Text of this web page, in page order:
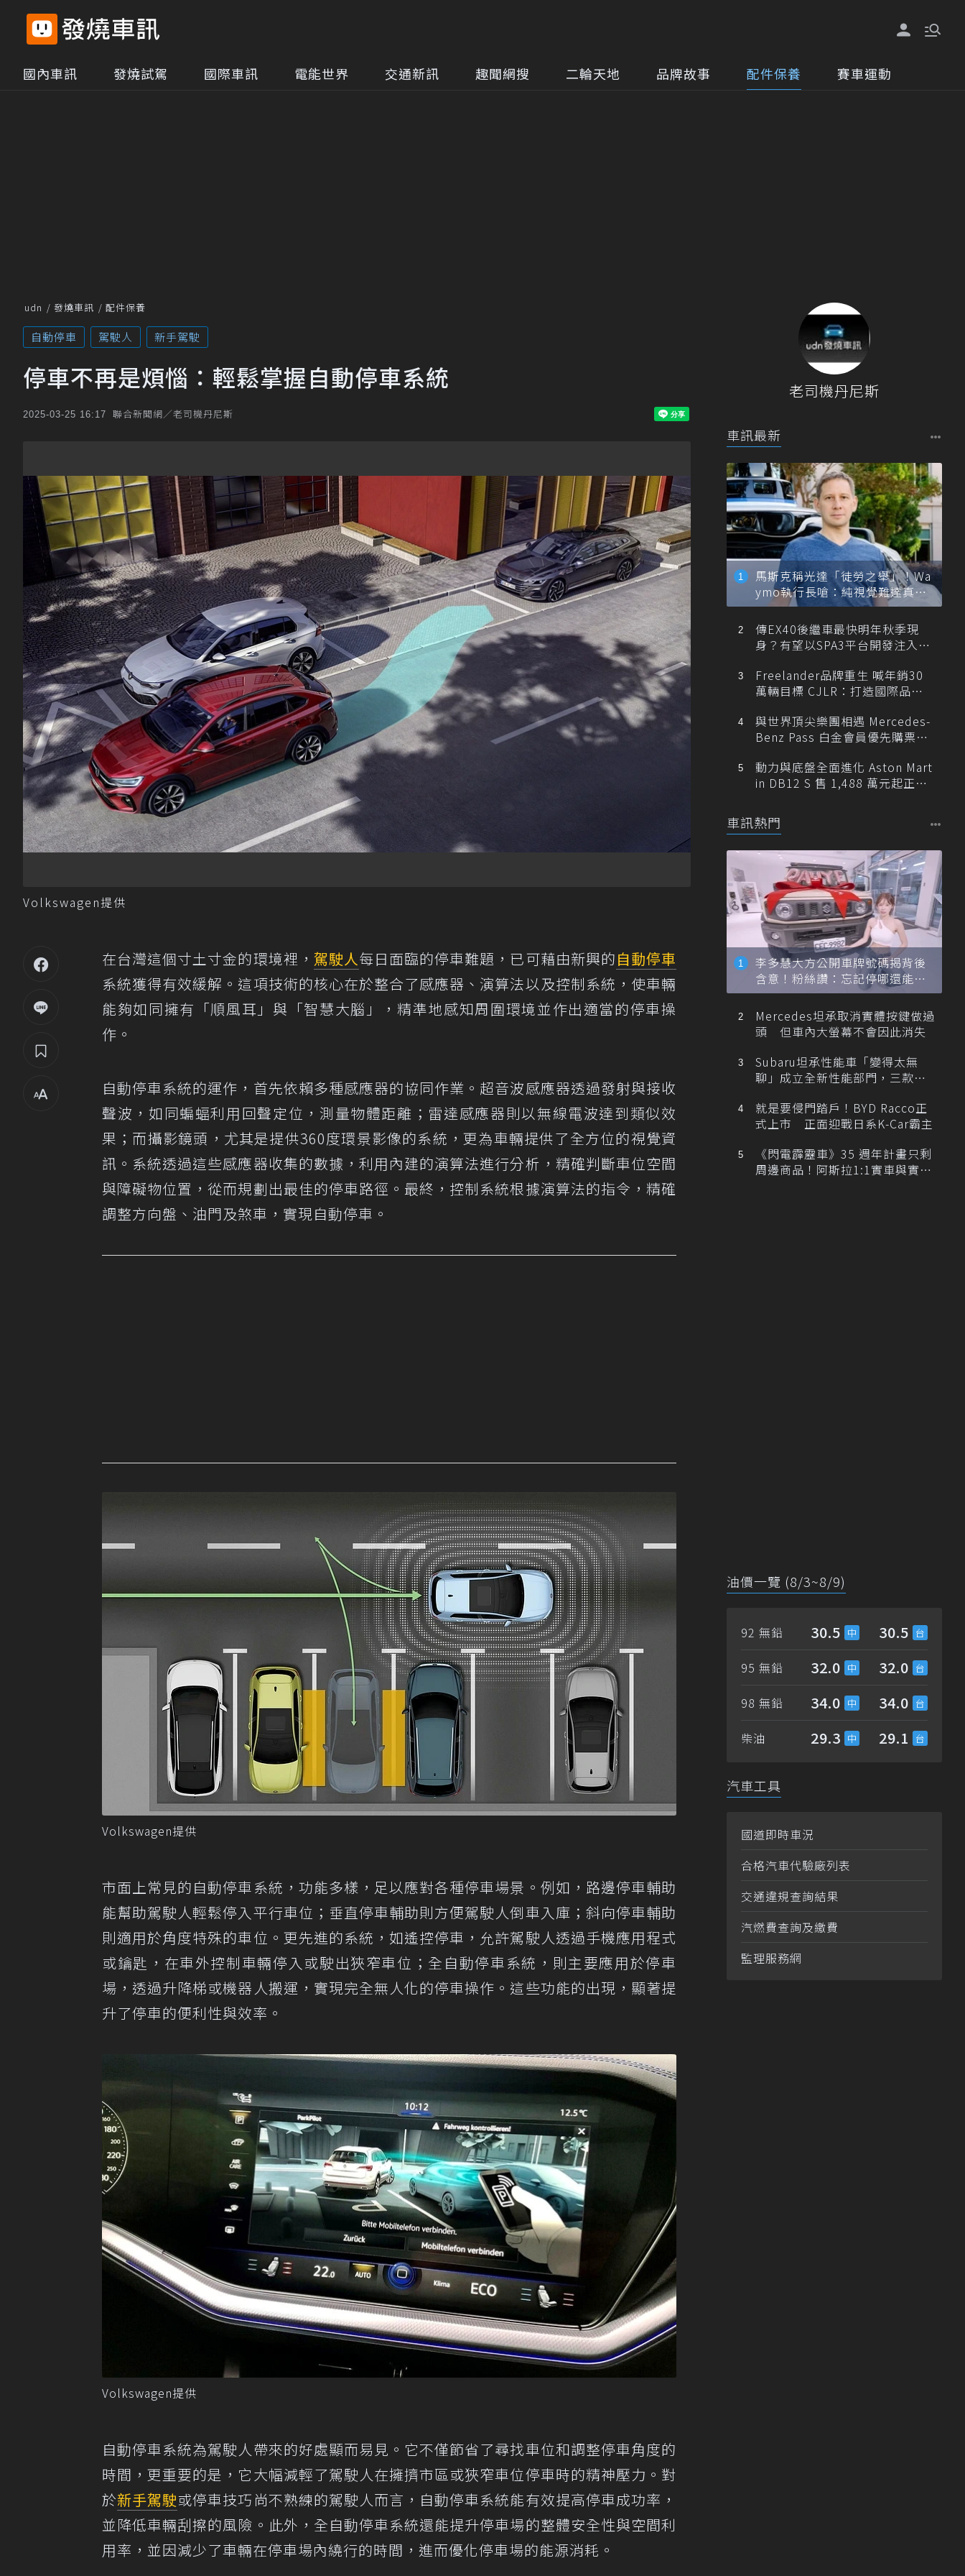
國內車訊 發燒試駕 國際車訊 電能世界 交通新訊 趣聞網搜 二輪天地 品牌故事 配件保養 賽車運動
udn 發燒車訊 配件保養
自動停車 駕駛人 新手駕駛
停車不再是煩惱：輕鬆掌握自動停車系統
2025-03-25 16:17 聯合新聞網／老司機丹尼斯
Volkswagen提供
在台灣這個寸土寸金的環境裡， 駕駛人每日面臨的停車難題，已可藉由新興的自動停車
系統獲得有效緩解。這項技術的核心在於整合了感應器、演算法以及控制系統，使車輛
能夠如同擁有「順風耳」與「智慧大腦」，精準地感知周圍環境並作出適當的停車操
作。
自動停車系統的運作，首先依賴多種感應器的協同作業。超音波感應器透過發射與接收
聲波，如同蝙蝠利用回聲定位，測量物體距離；雷達感應器則以無線電波達到類似效
果；而攝影鏡頭，尤其是提供360度環景影像的系統，更為車輛提供了全方位的視覺資
訊。系統透過這些感應器收集的數據，利用內建的演算法進行分析，精確判斷車位空間
與障礙物位置，從而規劃出最佳的停車路徑。最終，控制系統根據演算法的指令，精確
調整方向盤、油門及煞車，實現自動停車。
Volkswagen提供
市面上常見的自動停車系統，功能多樣，足以應對各種停車場景。例如，路邊停車輔助
能幫助駕駛人輕鬆停入平行車位；垂直停車輔助則方便駕駛人倒車入庫；斜向停車輔助
則適用於角度特殊的車位。更先進的系統，如遙控停車，允許駕駛人透過手機應用程式
或鑰匙，在車外控制車輛停入或駛出狹窄車位；全自動停車系統，則主要應用於停車
場，透過升降梯或機器人搬運，實現完全無人化的停車操作。這些功能的出現，顯著提
升了停車的便利性與效率。
Volkswagen提供
自動停車系統為駕駛人帶來的好處顯而易見。它不僅節省了尋找車位和調整停車角度的
時間，更重要的是，它大幅減輕了駕駛人在擁擠市區或狹窄車位停車時的精神壓力。對
於新手駕駛或停車技巧尚不熟練的駕駛人而言，自動停車系統能有效提高停車成功率，
並降低車輛刮擦的風險。此外，全自動停車系統還能提升停車場的整體安全性與空間利
用率，並因減少了車輛在停車場內繞行的時間，進而優化停車場的能源消耗。
老司機丹尼斯
車訊最新
馬斯克稱光達「徒勞之舉」！Wa
ymo執行長嗆：純視覺難達真正
自動駕駛
傳EX40後繼車最快明年秋季現
身？有望以SPA3平台開發注入80
Freelander品牌重生 喊年銷30
萬輛目標 CJLR：打造國際品牌
與世界頂尖樂團相遇 Mercedes-
Benz Pass 白金會員優先購票維
動力與底盤全面進化 Aston Mart
in DB12 S 售 1,488 萬元起正式
車訊熱門
李多慧大方公開車牌號碼揭背後
含意！粉絲讚：忘記停哪還能幫
忙找車
Mercedes坦承取消實體按鍵做過
頭 但車內大螢幕不會因此消失
Subaru坦承性能車「變得太無
聊」成立全新性能部門，三款手
就是要侵門踏戶！BYD Racco正
式上市 正面迎戰日系K-Car霸主
《閃電霹靂車》35 週年計畫只剩
周邊商品！阿斯拉1:1實車與實體
油價一覽 (8/3~8/9)
92 無鉛 30.5 30.5
95 無鉛 32.0 32.0
98 無鉛 34.0 34.0
柴油 29.3 29.1
汽車工具
國道即時車況
合格汽車代驗廠列表
交通違規查詢結果
汽燃費查詢及繳費
監理服務網